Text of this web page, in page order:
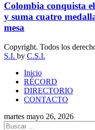
Colombia conquista
y suma cuatro
mesa
Copyright. Todos los
S.I. by C.S.I.
Inicio
RÉCORD
DIRECTORIO
CONTACTO
martes mayo 26, 2026
Buscar: